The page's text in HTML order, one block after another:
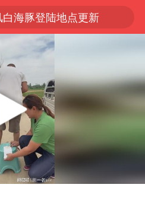
白海豚进入48小时警戒线
技发行价格150.80元/股
曝已秘密设立古巴工作组
足1分钟轰2球